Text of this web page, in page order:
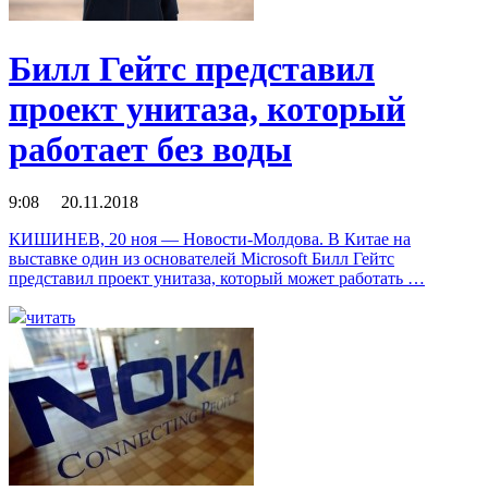
Билл Гейтс представил
проект унитаза, который
работает без воды
9:08 20.11.2018
КИШИНЕВ, 20 ноя — Новости-Молдова. В Китае на
выставке один из основателей Microsoft Билл Гейтс
представил проект унитаза, который может работать …
читать